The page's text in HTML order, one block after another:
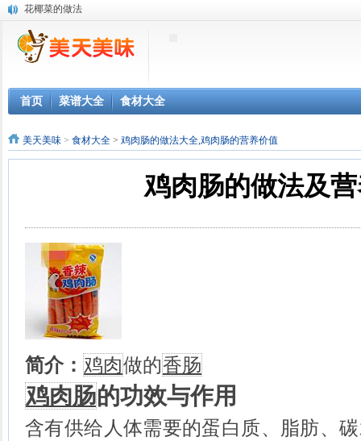
花椰菜的做法
菜花的做法
南瓜的做法
秋黄瓜的做法
葫芦的做法
木榧的做法
草公鸡的做法
猪腱子肉的做法
良杂大猪的做法
羊骨的做法
羊肚的做法
羊肾的做法
牛腩的做法
牛肉丝的做法
牛腱子肉的做法
牛大肠的做法
鹿筋的做法
首页 菜谱大全 食材大全
美天美味 > 食材大全 > 鸡肉肠的做法大全,鸡肉肠的营养价值
鸡肉肠的做法及
简介： 鸡肉做的香肠
鸡肉肠的功效与作用
含有供给人体需要的蛋白质、脂肪、